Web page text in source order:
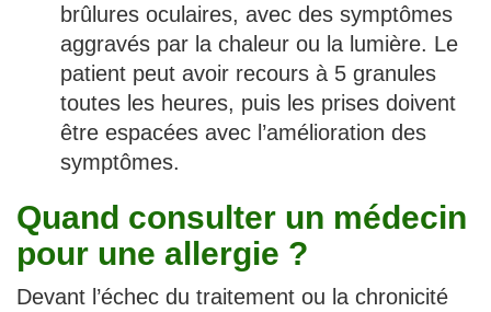
brûlures oculaires, avec des symptômes
aggravés par la chaleur ou la lumière. Le
patient peut avoir recours à 5 granules
toutes les heures, puis les prises doivent
être espacées avec l’amélioration des
symptômes.
Quand consulter un médecin
pour une allergie ?
Devant l’échec du traitement ou la chronicité